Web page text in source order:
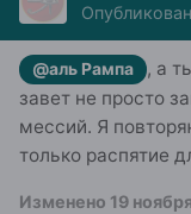
@аль Рампа
, а
завет не просто
мессий. Я
только распятие
Изменено 19